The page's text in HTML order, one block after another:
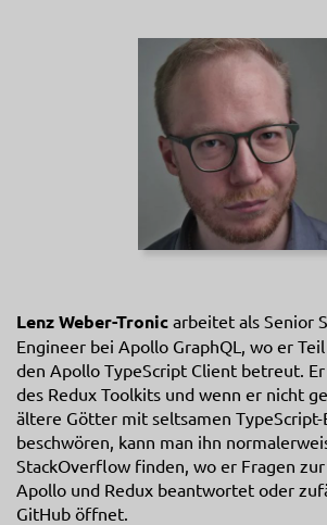
Lenz Weber-Tronic arbeitet als Senior
Engineer bei Apollo GraphQL, wo er
den Apollo TypeScript Client betreut.
des Redux Toolkits und wenn er nicht
ältere Götter mit seltsamen TypeScript-
beschwören, kann man ihn
StackOverflow finden, wo er Fragen
Apollo und Redux beantwortet oder
GitHub öffnet.